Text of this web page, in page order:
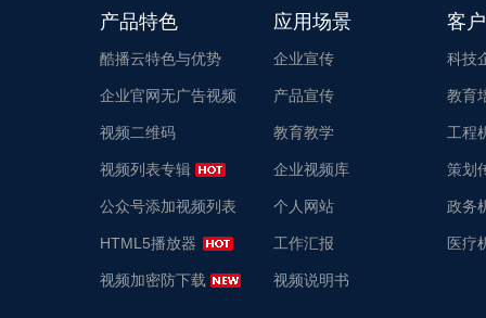
产品特色
酷播云特色与优势
企业官网无广告视频
视频二维码
视频列表专辑
公众号添加视频列表
HTML5播放器
视频加密防下载
应用场景
企业宣传
产品宣传
教育教学
企业视频库
个人网站
工作汇报
视频说明书
客
科技
教育
工程
策划
政务
医疗